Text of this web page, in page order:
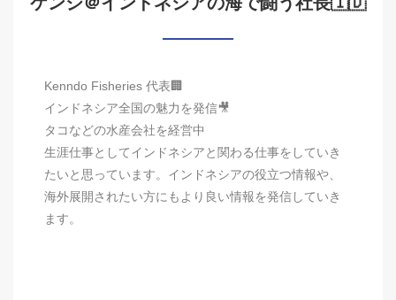
Kenndo Fisheries 代表🏢
インドネシア全国の魅力を発信🎥
タコなどの水産会社を経営中
生涯仕事としてインドネシアと関わる仕事をしていき
たいと思っています。インドネシアの役立つ情報や、
海外展開されたい方にもより良い情報を発信していき
ます。